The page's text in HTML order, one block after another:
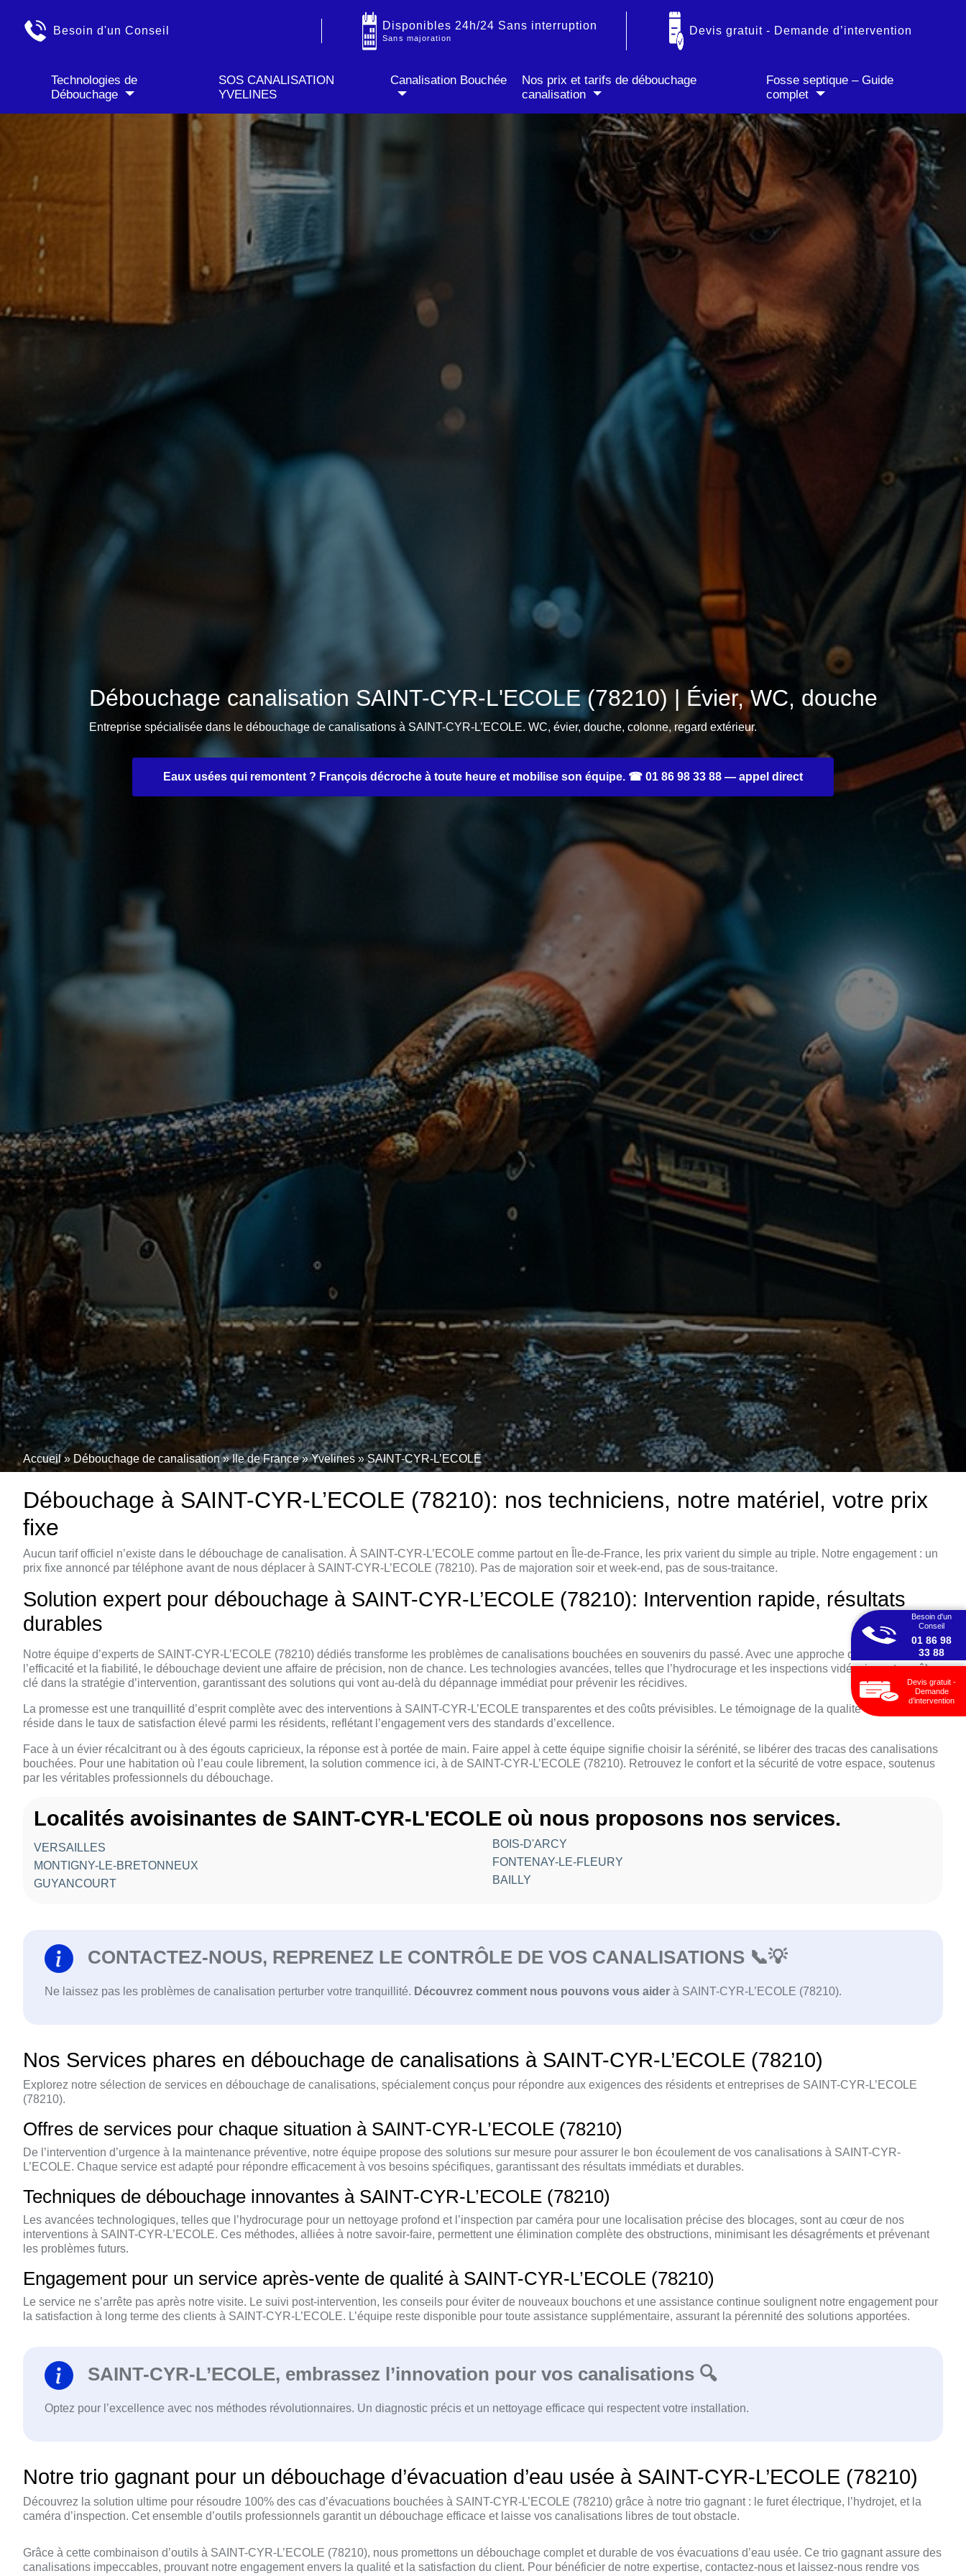
Besoin d'un Conseil Disponibles 24h/24 Sans interruption
Sans majoration
Devis gratuit - Demande d’intervention
Technologies de
Débouchage
SOS CANALISATION
YVELINES
Canalisation Bouchée
Nos prix et tarifs de débouchage
canalisation
Fosse septique – Guide
complet
✓ Prix fixe annoncé par téléphone ✓ Sans majoration soir & week-end ✓ Paiement CB accepté
Débouchage canalisation SAINT-CYR-L'ECOLE (78210) | Évier, WC, douche
Entreprise spécialisée dans le débouchage de canalisations à SAINT-CYR-L’ECOLE. WC, évier, douche, colonne, regard extérieur.
Eaux usées qui remontent ? François décroche à toute heure et mobilise son équipe. ☎ 01 86 98 33 88 — appel direct
Accueil» Débouchage de canalisation»Ile de France»Yvelines»SAINT-CYR-L’ECOLE
Débouchage à SAINT-CYR-L’ECOLE (78210): nos techniciens, notre matériel, votre prix
fixe
Aucun tarif officiel n’existe dans le débouchage de canalisation. À SAINT-CYR-L’ECOLE comme partout en Île-de-France, les prix varient du simple au triple. Notre engagement : un
prix fixe annoncé par téléphone avant de nous déplacer à SAINT-CYR-L’ECOLE (78210). Pas de majoration soir et week-end, pas de sous-traitance.
Solution expert pour débouchage à SAINT-CYR-L’ECOLE (78210): Intervention rapide, résultats
durables
Notre équipe d’experts de SAINT-CYR-L’ECOLE (78210) dédiés transforme les problèmes de canalisations bouchées en souvenirs du passé. Avec une approche centrée sur
l’efficacité et la fiabilité, le débouchage devient une affaire de précision, non de chance. Les technologies avancées, telles que l’hydrocurage et les inspections vidéo, jouent un rôle
clé dans la stratégie d’intervention, garantissant des solutions qui vont au-delà du dépannage immédiat pour prévenir les récidives.
La promesse est une tranquillité d’esprit complète avec des interventions à SAINT-CYR-L’ECOLE transparentes et des coûts prévisibles. Le témoignage de la qualité de service
réside dans le taux de satisfaction élevé parmi les résidents, reflétant l’engagement vers des standards d’excellence.
Face à un évier récalcitrant ou à des égouts capricieux, la réponse est à portée de main. Faire appel à cette équipe signifie choisir la sérénité, se libérer des tracas des canalisations
bouchées. Pour une habitation où l’eau coule librement, la solution commence ici, à de SAINT-CYR-L’ECOLE (78210). Retrouvez le confort et la sécurité de votre espace, soutenus
par les véritables professionnels du débouchage.
Localités avoisinantes de SAINT-CYR-L'ECOLE où nous proposons nos services.
VERSAILLES
MONTIGNY-LE-BRETONNEUX
GUYANCOURT
BOIS-D'ARCY
FONTENAY-LE-FLEURY
BAILLY
CONTACTEZ-NOUS, REPRENEZ LE CONTRÔLE DE VOS CANALISATIONS 📞💡
Ne laissez pas les problèmes de canalisation perturber votre tranquillité. Découvrez comment nous pouvons vous aider à SAINT-CYR-L’ECOLE (78210).
Nos Services phares en débouchage de canalisations à SAINT-CYR-L’ECOLE (78210)
Explorez notre sélection de services en débouchage de canalisations, spécialement conçus pour répondre aux exigences des résidents et entreprises de SAINT-CYR-L’ECOLE
(78210).
Offres de services pour chaque situation à SAINT-CYR-L’ECOLE (78210)
De l’intervention d’urgence à la maintenance préventive, notre équipe propose des solutions sur mesure pour assurer le bon écoulement de vos canalisations à SAINT-CYR-
L’ECOLE. Chaque service est adapté pour répondre efficacement à vos besoins spécifiques, garantissant des résultats immédiats et durables.
Techniques de débouchage innovantes à SAINT-CYR-L’ECOLE (78210)
Les avancées technologiques, telles que l’hydrocurage pour un nettoyage profond et l’inspection par caméra pour une localisation précise des blocages, sont au cœur de nos
interventions à SAINT-CYR-L’ECOLE. Ces méthodes, alliées à notre savoir-faire, permettent une élimination complète des obstructions, minimisant les désagréments et prévenant
les problèmes futurs.
Engagement pour un service après-vente de qualité à SAINT-CYR-L’ECOLE (78210)
Le service ne s’arrête pas après notre visite. Le suivi post-intervention, les conseils pour éviter de nouveaux bouchons et une assistance continue soulignent notre engagement pour
la satisfaction à long terme des clients à SAINT-CYR-L’ECOLE. L’équipe reste disponible pour toute assistance supplémentaire, assurant la pérennité des solutions apportées.
SAINT-CYR-L’ECOLE, embrassez l’innovation pour vos canalisations 🔍
Optez pour l’excellence avec nos méthodes révolutionnaires. Un diagnostic précis et un nettoyage efficace qui respectent votre installation.
Notre trio gagnant pour un débouchage d’évacuation d’eau usée à SAINT-CYR-L’ECOLE (78210)
Découvrez la solution ultime pour résoudre 100% des cas d’évacuations bouchées à SAINT-CYR-L’ECOLE (78210) grâce à notre trio gagnant : le furet électrique, l’hydrojet, et la
caméra d’inspection. Cet ensemble d’outils professionnels garantit un débouchage efficace et laisse vos canalisations libres de tout obstacle.
Grâce à cette combinaison d’outils à SAINT-CYR-L’ECOLE (78210), nous promettons un débouchage complet et durable de vos évacuations d’eau usée. Ce trio gagnant assure des
canalisations impeccables, prouvant notre engagement envers la qualité et la satisfaction du client. Pour bénéficier de notre expertise, contactez-nous et laissez-nous rendre vos
Besoin d'un
Conseil
01 86 98
33 88
Devis gratuit -
Demande
d’intervention